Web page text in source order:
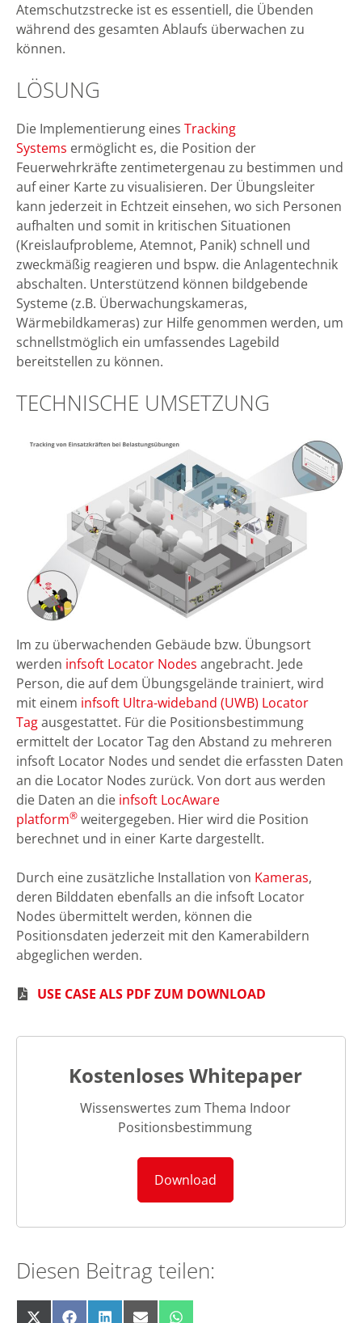
Atemschutzstrecke ist es essentiell, die Übenden
während des gesamten Ablaufs überwachen zu
können.
LÖSUNG
Die Implementierung eines Tracking
Systems ermöglicht es, die Position der
Feuerwehrkräfte zentimetergenau zu bestimmen und
auf einer Karte zu visualisieren. Der Übungsleiter
kann jederzeit in Echtzeit einsehen, wo sich Personen
aufhalten und somit in kritischen Situationen
(Kreislaufprobleme, Atemnot, Panik) schnell und
zweckmäßig reagieren und bspw. die Anlagentechnik
abschalten. Unterstützend können bildgebende
Systeme (z.B. Überwachungskameras,
Wärmebildkameras) zur Hilfe genommen werden, um
schnellstmöglich ein umfassendes Lagebild
bereitstellen zu können.
TECHNISCHE UMSETZUNG
Im zu überwachenden Gebäude bzw. Übungsort
werden infsoft Locator Nodes angebracht. Jede
Person, die auf dem Übungsgelände trainiert, wird
mit einem infsoft Ultra-wideband (UWB) Locator
Tagausgestattet. Für die Positionsbestimmung
ermittelt der Locator Tag den Abstand zu mehreren
infsoft Locator Nodes und sendet die erfassten Daten
an die Locator Nodes zurück. Von dort aus werden
die Daten an die infsoft LocAware
platform® weitergegeben. Hier wird die Position
berechnet und in einer Karte dargestellt.
Durch eine zusätzliche Installation von Kameras,
deren Bilddaten ebenfalls an die infsoft Locator
Nodes übermittelt werden, können die
Positionsdaten jederzeit mit den Kamerabildern
abgeglichen werden.
USE CASE ALS PDF ZUM DOWNLOAD
Kostenloses Whitepaper
Wissenswertes zum Thema Indoor
Positionsbestimmung
Download
Diesen Beitrag teilen: